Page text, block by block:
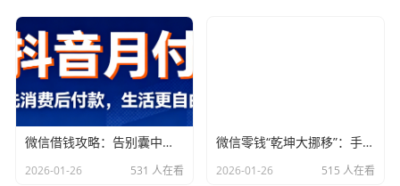
个熟悉的“零钱”两个字，心中却掠过一丝不甘？明明账户里
有钱，却总感觉不够灵活，不够“解渴”。事实上，微信零钱
不仅仅是存放小额资金的地方，它更是你通往“零钱自由”的
的力量放大，满足各种临时的资金需求。
一、微信“分付”：不只是支付，更是你的贴心“备用金”
提到微信借款，很多人第一时间会想到“分付”。没错，分付
微信借钱攻略：告别囊中羞涩，指尖上的“救命稻草”！
2026-01-26 531 人在看
微信零钱“乾坤大挪移”：手把手教你借到急需的“小金库”
2026-01-26 515 人在看